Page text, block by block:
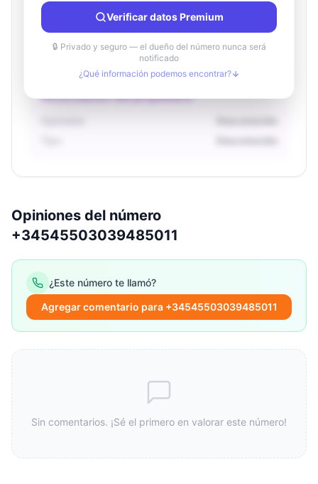
País
Desconocido
Ciudad
Desconocido
Región
Desconocido
Información del propietario
Verificar datos Premium
🔒 Privado y seguro — el dueño del número nunca será
notificado
¿Qué información podemos encontrar?
Opiniones del número
+34545503039485011
¿Este número te llamó?
Agregar comentario para +34545503039485011
Sin comentarios. ¡Sé el primero en valorar este número!